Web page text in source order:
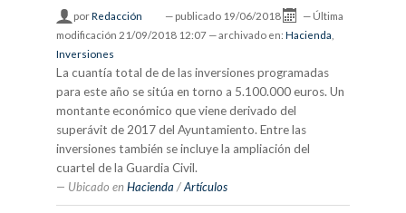
porRedacción — publicado 19/06/2018 — Última
modificación 21/09/2018 12:07 — archivado en: Hacienda
Inversiones
La cuantía total de de las inversiones programadas
para este año se sitúa en torno a 5.100.000 euros. Un
montante económico que viene derivado del
superávit de 2017 del Ayuntamiento. Entre las
inversiones también se incluye la ampliación del
cuartel de la Guardia Civil.
Ubicado en Hacienda /Artículos